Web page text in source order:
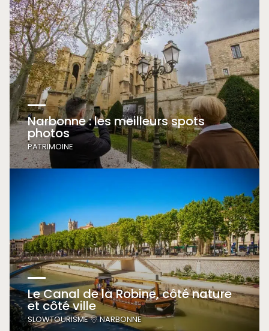
Narbonne : les meilleurs spots
photos
PATRIMOINE
Le Canal de la Robine, côté nature
et côté ville
SLOWTOURISME NARBONNE